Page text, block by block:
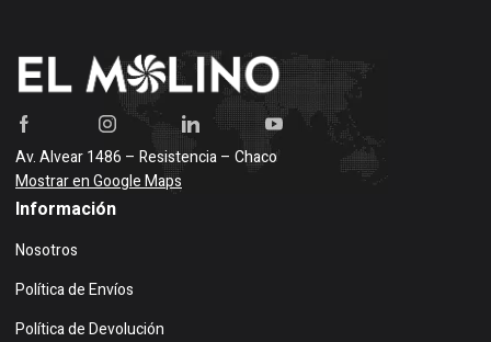
Av. Alvear 1486 – Resistencia – Chaco
Mostrar en Google Maps
Información
Nosotros
Política de Envíos
Política de Devolución